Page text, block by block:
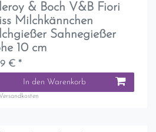
& Boch V&B Fiori
Milchkännchen
Sahnegießer
10 cm
€ *
In den Warenkorb
Versandkosten